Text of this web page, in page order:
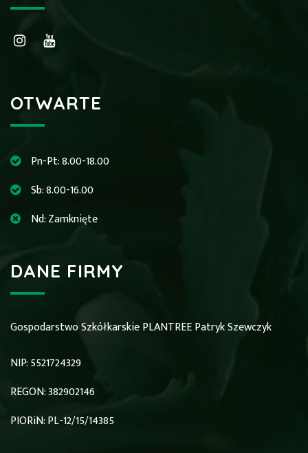
OTWARTE
Pn-Pt: 8.00-18.00
Sb: 8.00-16.00
Nd: Zamknięte
DANE FIRMY
Gospodarstwo Szkółkarskie PLANTREE Patryk Szewczyk
NIP: 5521724329
REGON: 382902146
PIORiN: PL-12/15/14385